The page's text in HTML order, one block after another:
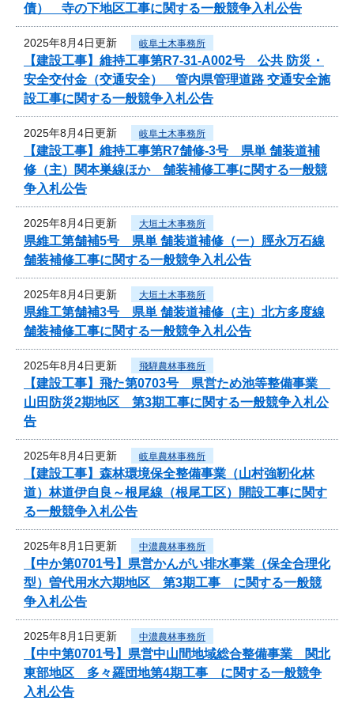
債） 寺の下地区工事に関する一般競争入札公告
2025年8月4日更新 岐阜土木事務所
【建設工事】維持工事第R7-31-A002号 公共 防災・
安全交付金（交通安全） 管内県管理道路 交通安全施
設工事に関する一般競争入札公告
2025年8月4日更新 岐阜土木事務所
【建設工事】維持工事第R7舗修-3号 県単 舗装道補
修（主）関本巣線ほか 舗装補修工事に関する一般競
争入札公告
2025年8月4日更新 大垣土木事務所
県維工第舗補5号 県単 舗装道補修（一）脛永万石線
舗装補修工事に関する一般競争入札公告
2025年8月4日更新 大垣土木事務所
県維工第舗補3号 県単 舗装道補修（主）北方多度線
舗装補修工事に関する一般競争入札公告
2025年8月4日更新 飛騨農林事務所
【建設工事】飛た第0703号 県営ため池等整備事業
山田防災2期地区 第3期工事に関する一般競争入札公
告
2025年8月4日更新 岐阜農林事務所
【建設工事】森林環境保全整備事業（山村強靭化林
道）林道伊自良～根尾線（根尾工区）開設工事に関す
る一般競争入札公告
2025年8月1日更新 中濃農林事務所
【中か第0701号】県営かんがい排水事業（保全合理化
型）曽代用水六期地区 第3期工事 に関する一般競
争入札公告
2025年8月1日更新 中濃農林事務所
【中中第0701号】県営中山間地域総合整備事業 関北
東部地区 多々羅団地第4期工事 に関する一般競争
入札公告